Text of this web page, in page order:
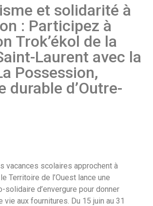
et solidarité à
: Participez à
Trok’ékol de la
Laurent avec la
Possession,
durable d’Outre-
vacances scolaires approchent à
Territoire de l’Ouest lance une
solidaire d’envergure pour donner
vie aux fournitures. Du 15 juin au 31